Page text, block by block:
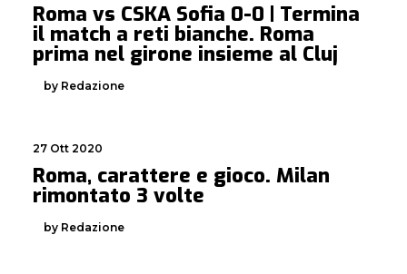
Roma vs CSKA Sofia 0-0 | Termina
il match a reti bianche. Roma
prima nel girone insieme al Cluj
by Redazione
27 Ott 2020
Roma, carattere e gioco. Milan
rimontato 3 volte
by Redazione